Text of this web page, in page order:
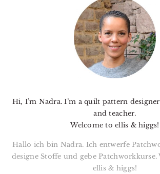
Hi, I’m Nadra. I’m a quilt pattern
and teacher.
Welcome to ellis & higgs!
Hallo ich bin Nadra. Ich entwerfe
designe Stoffe und gebe
ellis & higgs!